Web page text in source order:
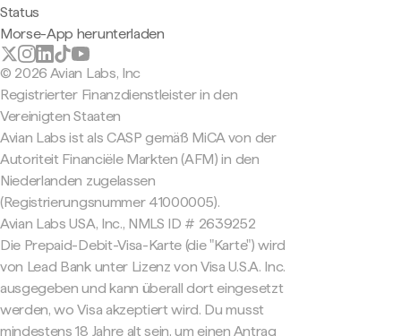
Status
Morse-App herunterladen
© 2026 Avian Labs, Inc
Registrierter Finanzdienstleister in den
Vereinigten Staaten
Avian Labs ist als CASP gemäß MiCA von der
Autoriteit Financiële Markten (AFM) in den
Niederlanden zugelassen
(Registrierungsnummer 41000005).
Avian Labs USA, Inc., NMLS ID # 2639252
Die Prepaid-Debit-Visa-Karte (die "Karte") wird
von Lead Bank unter Lizenz von Visa U.S.A. Inc.
ausgegeben und kann überall dort eingesetzt
werden, wo Visa akzeptiert wird. Du musst
mindestens 18 Jahre alt sein, um einen Antrag